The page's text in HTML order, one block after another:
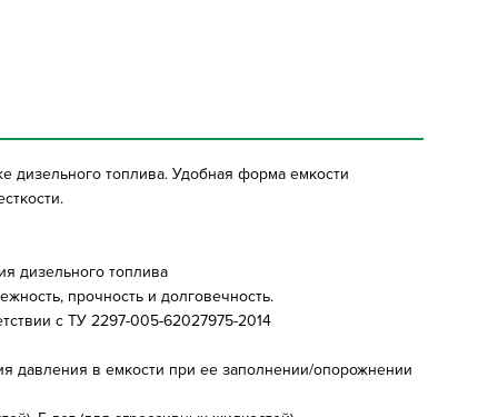
дизельного топлива. Удобная форма емкости
дизельного топлива
прочность и долговечность.
с ТУ 2297-005-62027975-2014
давления в емкости при ее заполнении/опорожнении